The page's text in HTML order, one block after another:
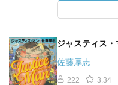
ジャスティス・
佐藤厚志
222 3.34